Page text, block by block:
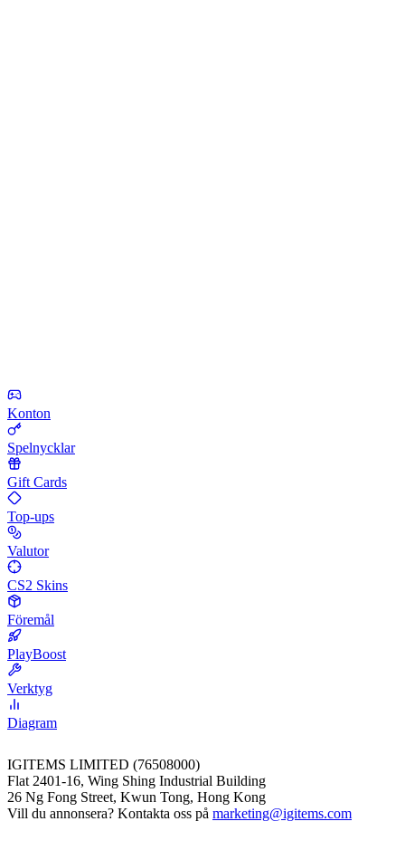
Konton
Spelnycklar
Gift Cards
Top-ups
Valutor
CS2 Skins
Föremål
PlayBoost
Verktyg
Diagram
IGITEMS LIMITED (76508000)
Flat 2401-16, Wing Shing Industrial Building
26 Ng Fong Street, Kwun Tong, Hong Kong
Vill du annonsera? Kontakta oss på marketing@igitems.com